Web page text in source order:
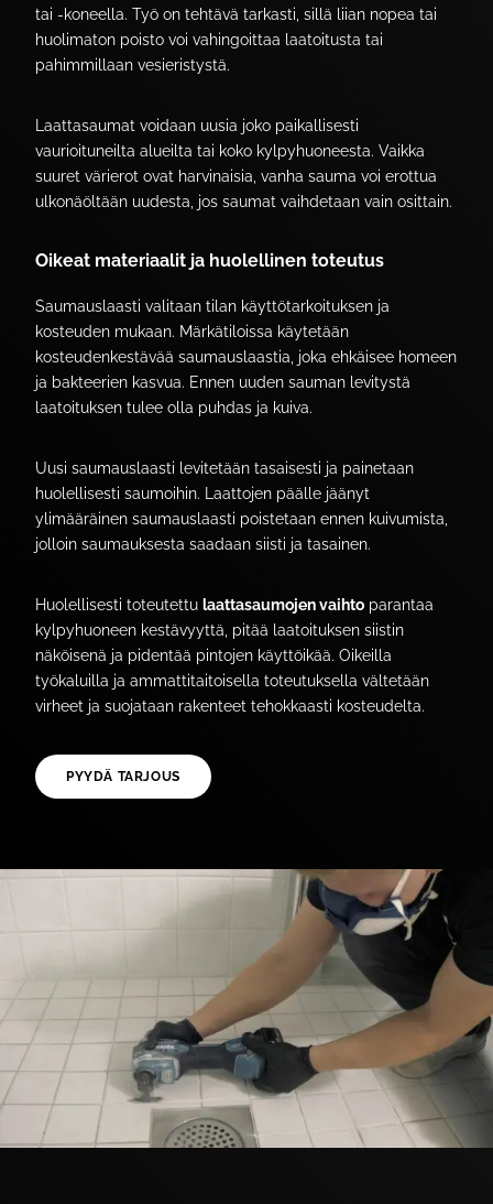
tai -koneella. Työ on tehtävä tarkasti, sillä liian nopea tai
huolimaton poisto voi vahingoittaa laatoitusta tai
pahimmillaan vesieristystä.
Laattasaumat voidaan uusia joko paikallisesti
vaurioituneilta alueilta tai koko kylpyhuoneesta. Vaikka
suuret värierot ovat harvinaisia, vanha sauma voi erottua
ulkonäöltään uudesta, jos saumat vaihdetaan vain osittain.
Oikeat materiaalit ja huolellinen toteutus
Saumauslaasti valitaan tilan käyttötarkoituksen ja
kosteuden mukaan. Märkätiloissa käytetään
kosteudenkestävää saumauslaastia, joka ehkäisee homeen
ja bakteerien kasvua. Ennen uuden sauman levitystä
laatoituksen tulee olla puhdas ja kuiva.
Uusi saumauslaasti levitetään tasaisesti ja painetaan
huolellisesti saumoihin. Laattojen päälle jäänyt
ylimääräinen saumauslaasti poistetaan ennen kuivumista,
jolloin saumauksesta saadaan siisti ja tasainen.
Huolellisesti toteutettu laattasaumojen vaihto parantaa
kylpyhuoneen kestävyyttä, pitää laatoituksen siistin
näköisenä ja pidentää pintojen käyttöikää. Oikeilla
työkaluilla ja ammattitaitoisella toteutuksella vältetään
virheet ja suojataan rakenteet tehokkaasti kosteudelta.
PYYDÄ TARJOUS